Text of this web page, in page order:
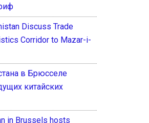
Discuss Trade
Corridor to Mazar-i-
в Брюсселе
китайских
in Brussels hosts